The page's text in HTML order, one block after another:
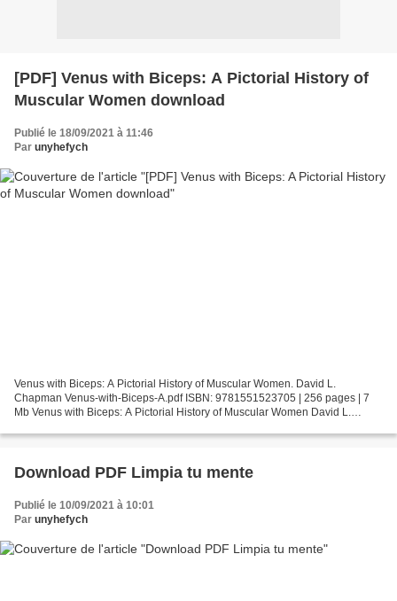
[PDF] Venus with Biceps: A Pictorial History of
Muscular Women download
Publié le 18/09/2021 à 11:46
Par unyhefych
Venus with Biceps: A Pictorial History of Muscular Women. David L.
Chapman Venus-with-Biceps-A.pdf ISBN: 9781551523705 | 256 pages | 7
Mb Venus with Biceps: A Pictorial History of Muscular Women David L.
Download PDF Limpia tu mente
Publié le 10/09/2021 à 10:01
Par unyhefych